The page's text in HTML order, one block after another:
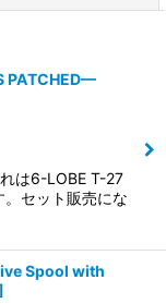
PATCHED—
は6-LOBE T-27
セット販売にな
Spool with